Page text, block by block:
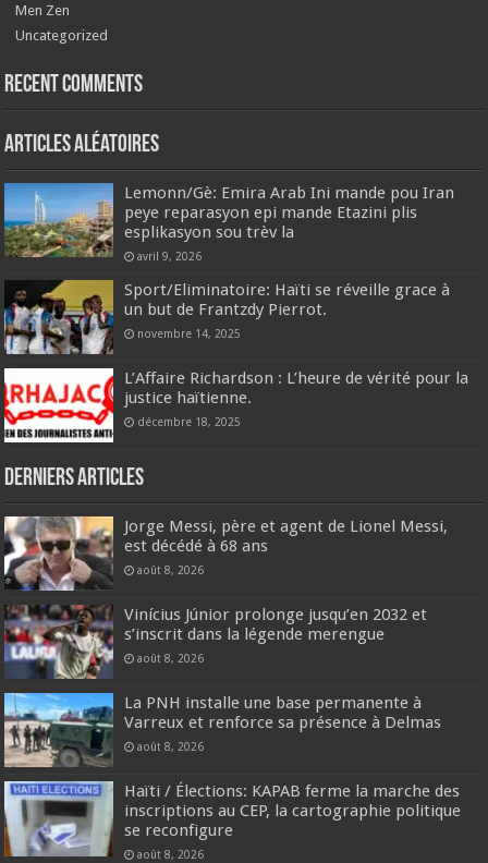
Men Zen
Uncategorized
Recent Comments
Articles aléatoires
Lemonn/Gè: Emira Arab Ini mande pou Iran
peye reparasyon epi mande Etazini plis
esplikasyon sou trèv la
avril 9, 2026
Sport/Eliminatoire: Haïti se réveille grace à
un but de Frantzdy Pierrot.
novembre 14, 2025
L’Affaire Richardson : L’heure de vérité pour la
justice haïtienne.
décembre 18, 2025
Derniers articles
Jorge Messi, père et agent de Lionel Messi,
est décédé à 68 ans
août 8, 2026
Vinícius Júnior prolonge jusqu’en 2032 et
s’inscrit dans la légende merengue
août 8, 2026
La PNH installe une base permanente à
Varreux et renforce sa présence à Delmas
août 8, 2026
Haïti / Élections: KAPAB ferme la marche des
inscriptions au CEP, la cartographie politique
se reconfigure
août 8, 2026